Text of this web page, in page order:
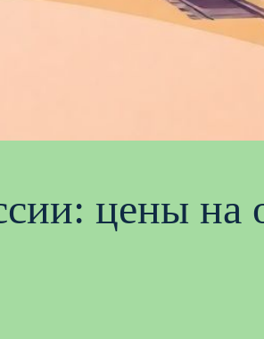
цены на